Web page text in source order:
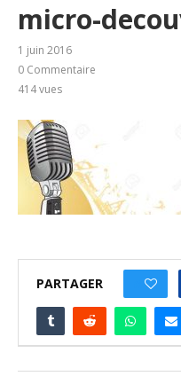
micro-
1 juin 2016
0 Commentaire
414vues
PARTAGER